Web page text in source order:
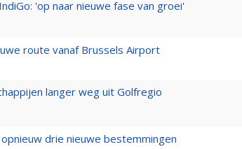
'op naar nieuwe fase van groei'
route vanaf Brussels Airport
langer weg uit Golfregio
drie nieuwe bestemmingen